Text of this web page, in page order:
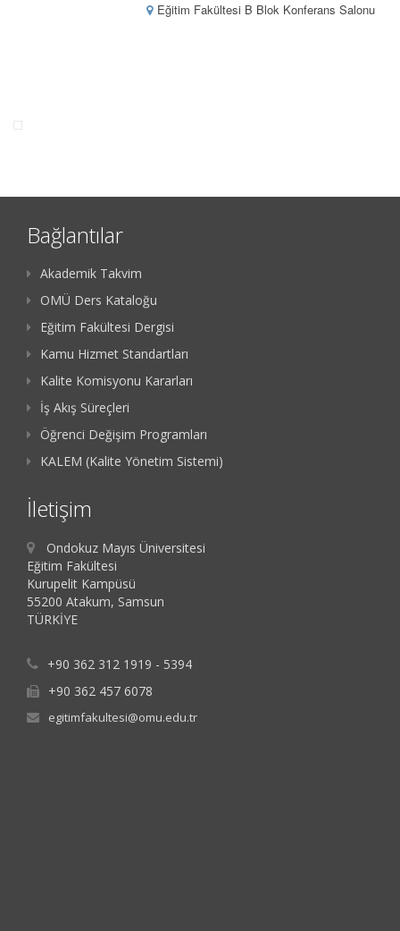
Eğitim Fakültesi B Blok Konferans Salonu
Bağlantılar
Akademik Takvim
OMÜ Ders Kataloğu
Eğitim Fakültesi Dergisi
Kamu Hizmet Standartları
Kalite Komisyonu Kararları
İş Akış Süreçleri
Öğrenci Değişim Programları
KALEM (Kalite Yönetim Sistemi)
İletişim
Ondokuz Mayıs Üniversitesi
Eğitim Fakültesi
Kurupelit Kampüsü
55200 Atakum, Samsun
TÜRKİYE
+90 362 312 1919 - 5394
+90 362 457 6078
egitimfakultesi@omu.edu.tr